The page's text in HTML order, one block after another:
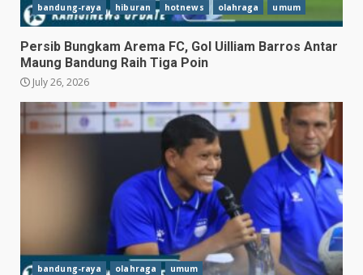
bandung-raya hiburan hotnews olahraga umum
Persib Bungkam Arema FC, Gol Uilliam Barros Antar
Maung Bandung Raih Tiga Poin
July 26, 2026
bandung-raya olahraga umum
3
Persebaya Taklukkan Persija
1-0, Gol Bunuh Diri Pankov
Jadi Penentu
July 27, 2026
4
Persib Bungkam Arema FC,
Gol Uilliam Barros Antar
Maung Bandung Raih Tiga
Poin
July 26, 2026